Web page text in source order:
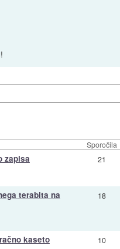
Sporočila
zapisa 21
terabita na 18
kaseto 10